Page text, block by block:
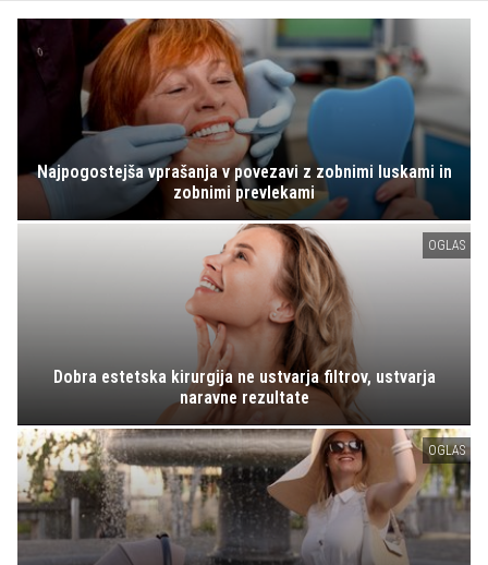
Najpogostejša vprašanja v povezavi z zobnimi luskami in
zobnimi prevlekami
OGLAS
Dobra estetska kirurgija ne ustvarja filtrov, ustvarja
naravne rezultate
OGLAS